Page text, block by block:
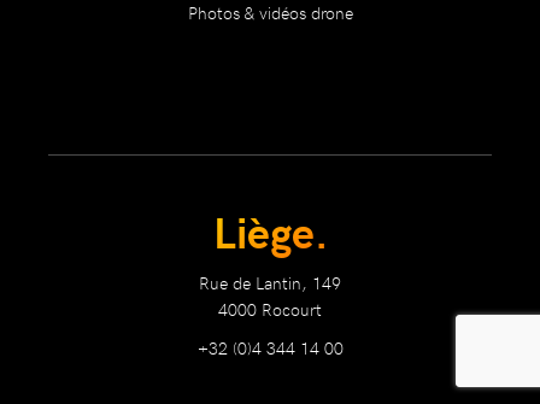
Photos & vidéos drone
Liège.
Rue de Lantin, 149
4000 Rocourt
+32 (0)4 344 14 00